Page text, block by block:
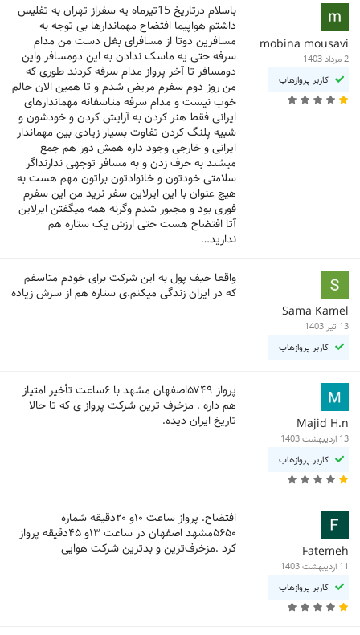
mobina mousavi
2 مرداد 1403
کاربر پروازهاب
باسلام درتاریخ 15تیرماه یه سفراز تهران به تفلیس
داشتم هواپیما افتضاح مهماندارها بی توجه به
مسافرین دوتا از مسافرای بغل دست من مدام
سرفه حتی یه ماسک ندادن به این دومسافر واین
دومسافر تا آخر پرواز مدام سرفه کردند طوری که
من روز دوم سفرم مریض شدم و تا همین الان حالم
خوب نیست و مدام سرفه متاسفانه مهماندارهای
ایرانی فقط هنر کردن به آرایش کردن و خودشون و
شبیه پلنگ کردن تفاوت بسیار زیادی بین مهماندار
ایرانی و خارجی وجود داره همش دور هم جمع
میشند به حرف زدن و به مسافر توجهی ندارنداگر
سلامتی خودتون و خانوادتون براتون مهم هست به
هیچ عنوان با این ایرلاین سفر نرید من این سفرم
فوری بود و مجبور شدم وگرنه همه میگفتن ایرلاین
آتا افتضاح هست حتی ارزش یک ستاره هم
ندارید…
Sama Kamel
13 تیر 1403
کاربر پروازهاب
واقعا حیف پول به این شرکت برای خودم متاسفم
که در ایران زندگی میکنم.ی ستاره هم از سرش زیاده
Majid H.n
13 اردیبهشت 1403
کاربر پروازهاب
پرواز ۵۷۴۹اصفهان مشهد با ۶ساعت تأخیر امتیاز
هم داره . مزخرف ترین شرکت پرواز ی که تا حالا
تاریخ ایران دیده.
Fatemeh
11 اردیبهشت 1403
کاربر پروازهاب
افتضاح. پرواز ساعت ۱۰و ۲۰دقیقه شماره
۵۶۵۰مشهد اصفهان در ساعت ۱۳و ۴۵دقیقه پرواز
کرد .مزخرف‌ترین و بدترین شرکت هوایی